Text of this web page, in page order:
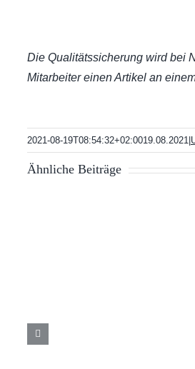
Die Qualitätssicherung wird bei
Mitarbeiter einen Artikel an
2021-08-19T08:54:32+02:0019.08.2021
Ähnliche Beiträge